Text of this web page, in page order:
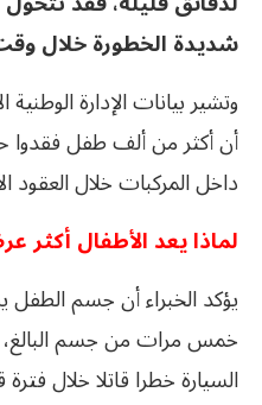
شديدة الخطورة خلال
وتشير بيانات الإدارة الوطنية
أن أكثر من ألف طفل فقدوا
داخل المركبات خلال العقود
لماذا يعد الأطفال أكثر
يؤكد الخبراء أن جسم
خمس مرات من جسم البالغ،
السيارة خطرا قاتلا خلال